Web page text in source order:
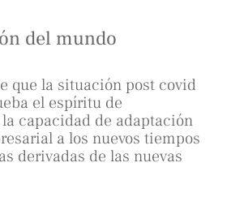
del mundo
que la situación post covid
el espíritu de
capacidad de adaptación
a los nuevos tiempos
derivadas de las nuevas